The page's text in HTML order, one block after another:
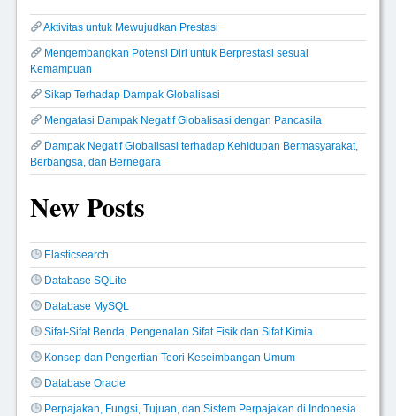
Aktivitas untuk Mewujudkan Prestasi
Mengembangkan Potensi Diri untuk Berprestasi sesuai
Kemampuan
Sikap Terhadap Dampak Globalisasi
Mengatasi Dampak Negatif Globalisasi dengan Pancasila
Dampak Negatif Globalisasi terhadap Kehidupan Bermasyarakat,
Berbangsa, dan Bernegara
New Posts
Elasticsearch
Database SQLite
Database MySQL
Sifat-Sifat Benda, Pengenalan Sifat Fisik dan Sifat Kimia
Konsep dan Pengertian Teori Keseimbangan Umum
Database Oracle
Perpajakan, Fungsi, Tujuan, dan Sistem Perpajakan di Indonesia